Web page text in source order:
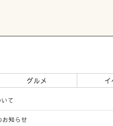
グルメ イ
て
お知らせ